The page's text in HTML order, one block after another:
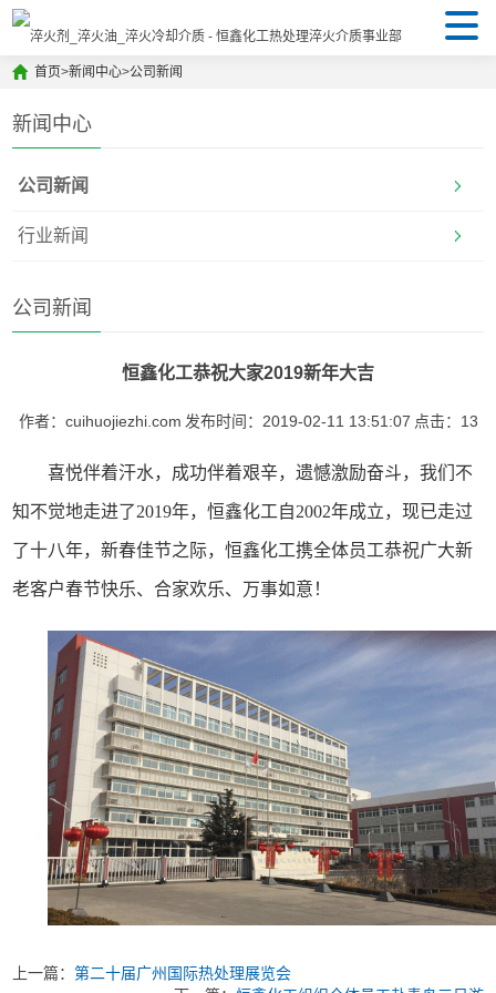
首页>新闻中心>公司新闻
新闻中心
公司新闻
行业新闻
公司新闻
恒鑫化工恭祝大家2019新年大吉
作者：cuihuojiezhi.com 发布时间：2019-02-11 13:51:07 点击： 13
喜悦伴着汗水，成功伴着艰辛，遗憾激励奋斗，我们不
知不觉地走进了2019年，恒鑫化工自2002年成立，现已走过
了十八年，新春佳节之际，恒鑫化工携全体员工恭祝广大新
老客户春节快乐、合家欢乐、万事如意！
上一篇：第二十届广州国际热处理展览会